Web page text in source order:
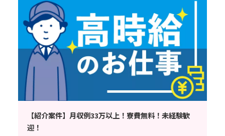
【紹介案件】月収例33万以上！寮費無料！未経験歓
迎！